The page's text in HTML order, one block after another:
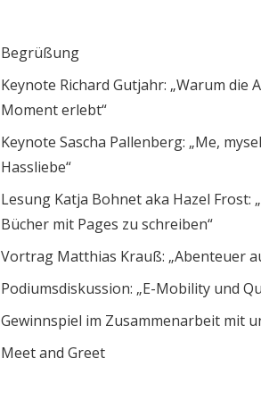
Begrüßung
Keynote Richard Gutjahr: „Warum
Moment erlebt“
Keynote Sascha Pallenberg: „Me,
Hassliebe“
Lesung Katja Bohnet aka Hazel Frost:
Bücher mit Pages zu schreiben“
Vortrag Matthias Krauß: „Abenteuer
Podiumsdiskussion: „E-Mobility und
Gewinnspiel im Zusammenarbeit mit
Meet and Greet